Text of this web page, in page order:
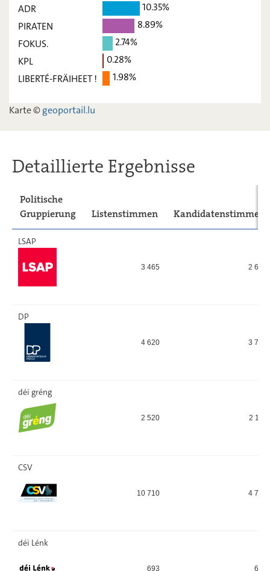
CSV -
-
ADR -
PIRATEN 8,89 -
!
ADR
PIRATEN
FOKUS.
KPL
LIBERTÉ-FRÄIHEET !
10.35%
8.89%
2.74%
0.28%
1.98%
Karte ©geoportail.lu
Detaillierte Ergebnisse
Politische
Gruppierung
Listenstimmen Kandidatenstimmen
LSAP
3 465 2 608
DP
4 620 3 714
déi gréng
2 520 2 115
CSV
10 710 4 737
déi Lénk
693 639